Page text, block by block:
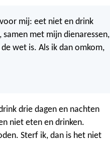
mij: eet niet en drink
samen met mijn dienaressen,
wet is. Als ik dan omkom,
drie dagen en nachten
niet eten en drinken.
Sterf ik, dan is het niet